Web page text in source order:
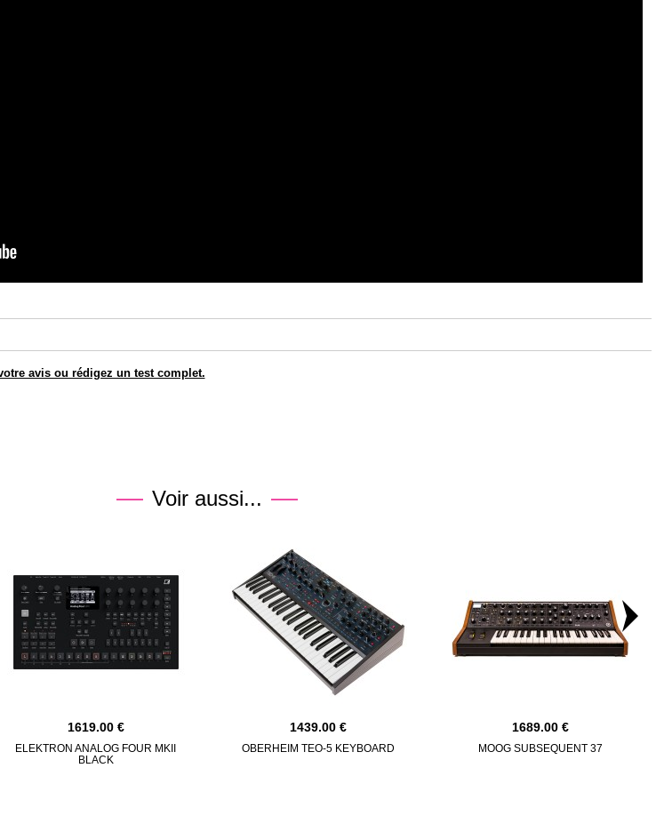
avis ou rédigez un test complet.
Voir aussi...
1619.00
ELEKTRON ANALOG FOUR MKII
BLACK
1439.00
OBERHEIM TEO-5 KEYBOARD
1689.00
MOOG SUBSEQUENT 37